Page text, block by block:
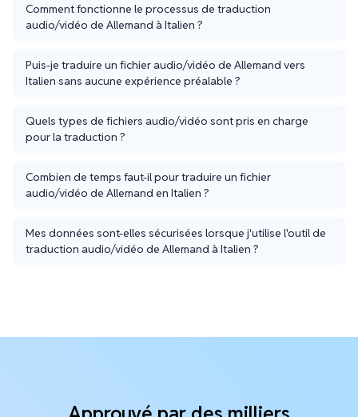
Comment fonctionne le processus de traduction
audio/vidéo de Allemand à Italien ?
Puis-je traduire un fichier audio/vidéo de Allemand vers
Italien sans aucune expérience préalable ?
Quels types de fichiers audio/vidéo sont pris en charge
pour la traduction ?
Combien de temps faut-il pour traduire un fichier
audio/vidéo de Allemand en Italien ?
Mes données sont-elles sécurisées lorsque j'utilise l'outil de
traduction audio/vidéo de Allemand à Italien ?